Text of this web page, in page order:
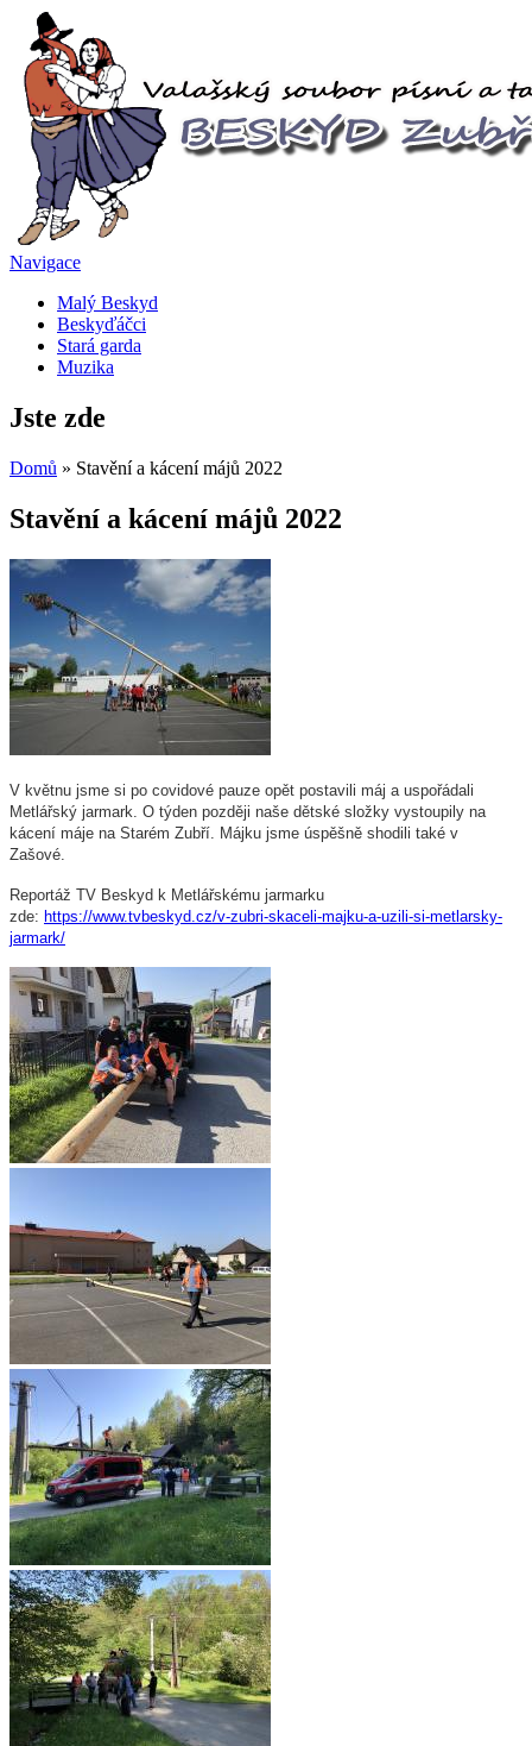
Navigace
Malý Beskyd
Beskyďáčci
Stará garda
Muzika
Jste zde
Domů » Stavění a kácení májů 2022
Stavění a kácení májů 2022
V květnu jsme si po covidové pauze opět postavili máj a uspořádali
Metlářský jarmark. O týden později naše dětské složky vystoupily na
kácení máje na Starém Zubří. Májku jsme úspěšně shodili také v
Zašové.
Reportáž TV Beskyd k Metlářskému jarmarku
zde: https://www.tvbeskyd.cz/v-zubri-skaceli-majku-a-uzili-si-metlarsky-
jarmark/